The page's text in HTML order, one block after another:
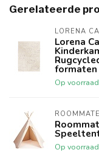
Gerelateerde
LORENA
Lorena
formaten
Op voorraad
ROOMMATE
Op voorraad